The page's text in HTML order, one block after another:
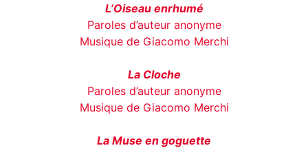
L’Oiseau enrhumé
Paroles d’auteur anonyme
Musique de Giacomo Merchi
La Cloche
Paroles d’auteur anonyme
Musique de Giacomo Merchi
La Muse en goguette